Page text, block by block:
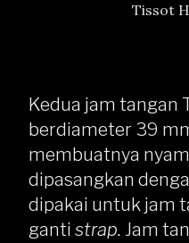
Tissot
Kedua jam tangan
berdiameter 39
membuatnya
dipasangkan
dipakai untuk jam
ganti strap. Jam